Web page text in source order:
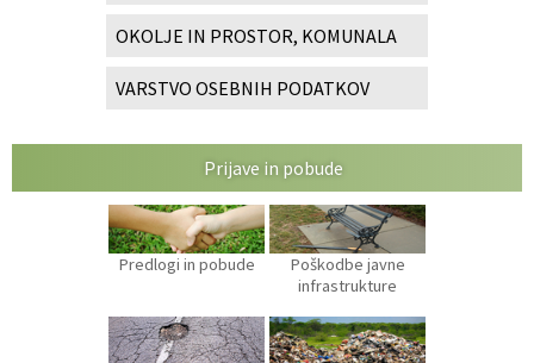
OKOLJE IN PROSTOR, KOMUNALA
VARSTVO OSEBNIH PODATKOV
Prijave in pobude
Predlogi in pobude
Poškodbe javne
infrastrukture